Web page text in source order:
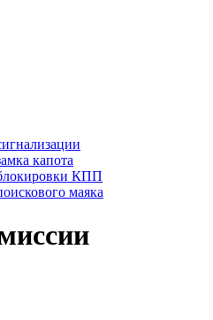
капота
КПП
маяка